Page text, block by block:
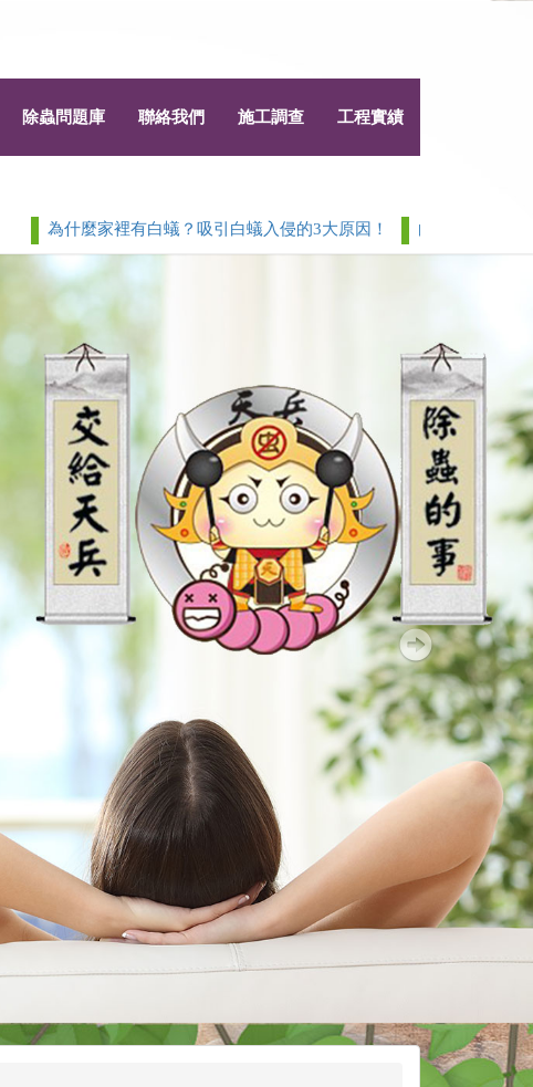
除蟲問題庫 聯絡我們 施工調查 工程實績
為什麼家裡有白蟻？吸引白蟻入侵的3大原因！ 白蟻 > 除白蟻白蟻防